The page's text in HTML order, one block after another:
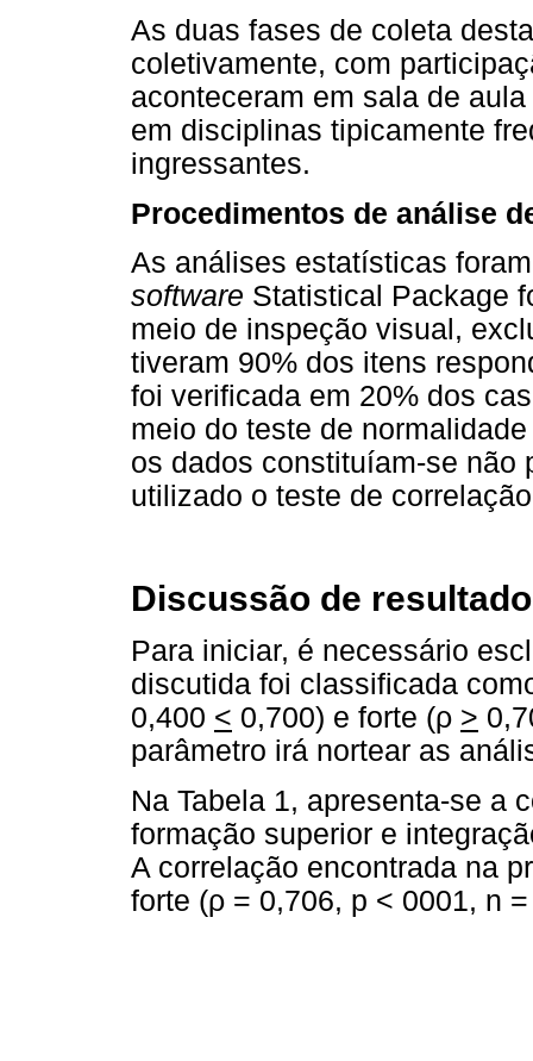
As duas fases de coleta
coletivamente, com
aconteceram em sala de
em disciplinas tipicamente
ingressantes.
Procedimentos de análise
As análises estatísticas
software Statistical Package
meio de inspeção visual,
tiveram 90% dos itens
foi verificada em 20% dos
meio do teste de
os dados constituíam-se não
utilizado o teste de
Discussão de
Para iniciar, é necessário
discutida foi classificada
0,400 < 0,700) e forte (ρ >
parâmetro irá nortear as
Na Tabela 1, apresenta-se a
formação superior e
A correlação encontrada na
forte (ρ = 0,706, p < 0001, n